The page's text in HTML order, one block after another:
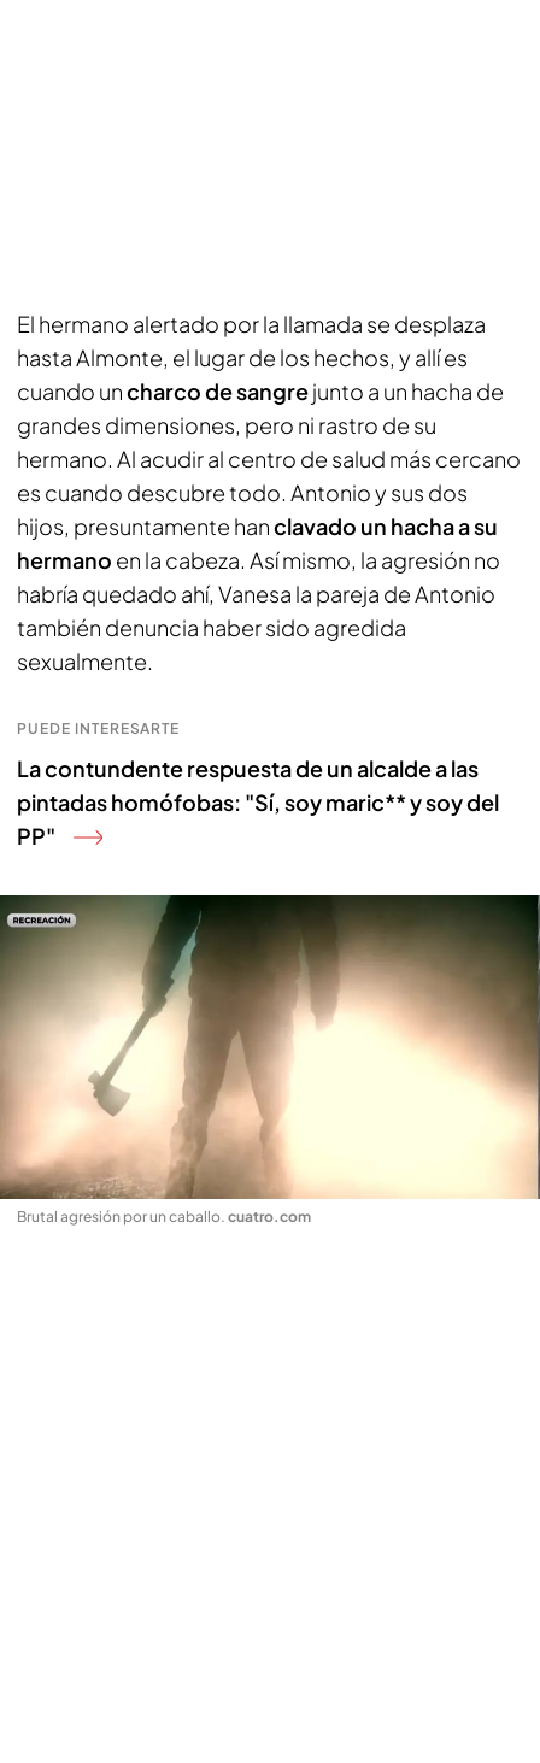
El hermano alertado por la llamada se desplaza
hasta Almonte, el lugar de los hechos, y allí es
cuando uncharco de sangrejunto a un hacha de
grandes dimensiones, pero ni rastro de su
hermano. Al acudir al centro de salud más cercano
es cuando descubre todo. Antonio y sus dos
hijos, presuntamente hanclavado un hacha a su
hermano en la cabeza. Así mismo, la agresión no
habría quedado ahí, Vanesa la pareja de Antonio
también denuncia haber sido agredida
sexualmente.
PUEDE INTERESARTE
La contundente respuesta de un alcalde a las
pintadas homófobas: "Sí, soy maric** y soy del
PP"
Brutal agresión por un caballo. cuatro.com